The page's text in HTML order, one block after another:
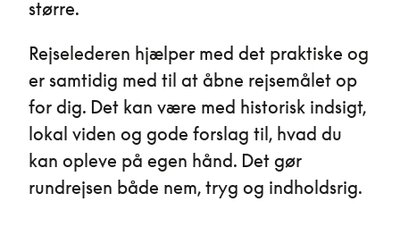
større.
Rejselederen hjælper med det praktiske og
er samtidig med til at åbne rejsemålet op
for dig. Det kan være med historisk indsigt,
lokal viden og gode forslag til, hvad du
kan opleve på egen hånd. Det gør
rundrejsen både nem, tryg og indholdsrig.